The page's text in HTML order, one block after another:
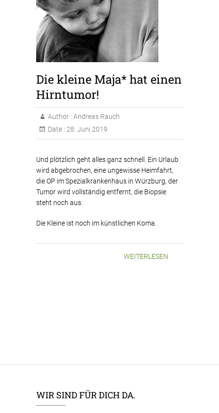
Die kleine Maja* hat einen
Hirntumor!
Author : Andreas Rauch
Date : 28. Juni 2019
Und plötzlich geht alles ganz schnell. Ein Urlaub
wird abgebrochen, eine ungewisse Heimfahrt,
die OP im Spezialkrankenhaus in Würzburg, der
Tumor wird vollständig entfernt, die Biopsie
steht noch aus.
Die Kleine ist noch im künstlichen Koma.
WEITERLESEN
WIR SIND FÜR DICH DA.